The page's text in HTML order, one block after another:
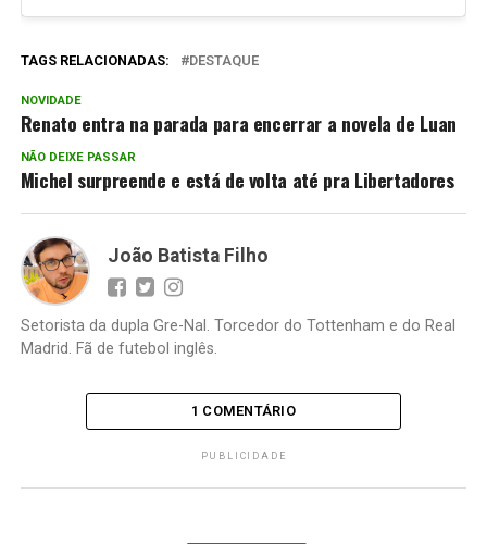
TAGS RELACIONADAS: DESTAQUE
NOVIDADE
Renato entra na parada para encerrar a novela de Luan
NÃO DEIXE PASSAR
Michel surpreende e está de volta até pra Libertadores
João Batista Filho
Setorista da dupla Gre-Nal. Torcedor do Tottenham e do Real
Madrid. Fã de futebol inglês.
1 COMENTÁRIO
PUBLICIDADE